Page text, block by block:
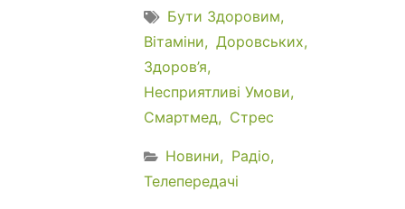
Бути Здоровим
Вітаміни
Доровських
Здоров’я
Несприятливі Умови
Смартмед
Стрес
Новини
Радіо
Телепередачі